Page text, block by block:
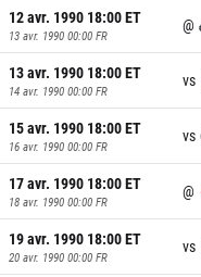
12 avr. 1990 18:00ET
13 avr. 1990 00:00 FR
@
13 avr. 1990 18:00ET
14 avr. 1990 00:00 FR
vs
15 avr. 1990 18:00ET
16 avr. 1990 00:00 FR
vs
17 avr. 1990 18:00ET
18 avr. 1990 00:00 FR
@
19 avr. 1990 18:00ET
20 avr. 1990 00:00 FR
vs